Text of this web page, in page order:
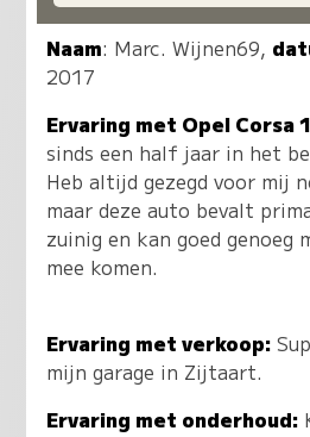
Naam: Marc. Wijnen69,
2017
Ervaring met Opel Corsa
sinds een half jaar in het
Heb altijd gezegd voor mij
maar deze auto bevalt
zuinig en kan goed genoeg
mee komen.
Ervaring met verkoop:
mijn garage in Zijtaart.
Ervaring met onderhoud: